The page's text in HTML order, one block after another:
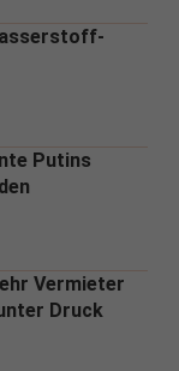
Putins
Vermieter
Druck